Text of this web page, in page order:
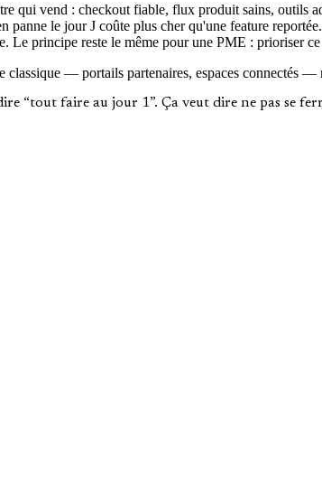
qui vend : checkout fiable, flux produit sains,
panne le jour J coûte plus cher qu'une feature
Le principe reste le même pour une PME : prioriser
classique — portails partenaires, espaces connectés —
“tout faire au jour 1”. Ça veut dire ne pas se